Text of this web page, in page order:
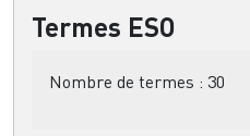
Termes ESO
Nombre de termes : 30